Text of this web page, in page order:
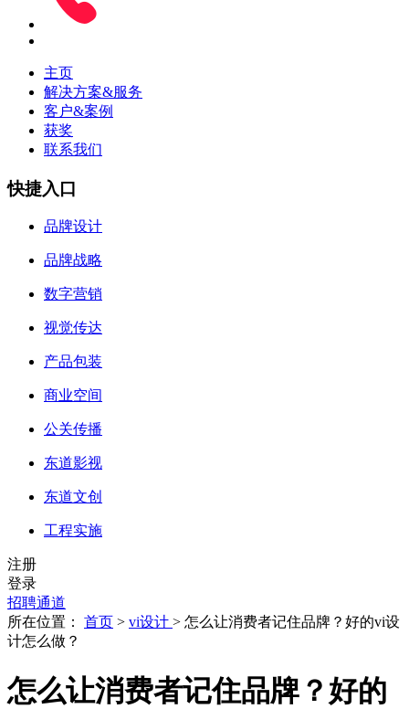
主页
解决方案&服务
客户&案例
获奖
联系我们
快捷入口
品牌设计
品牌战略
数字营销
视觉传达
产品包装
商业空间
公关传播
东道影视
东道文创
工程实施
注册
登录
招聘通道
所在位置： 首页 > vi设计 > 怎么让消费者记住品牌？好的vi设
计怎么做？
怎么让消费者记住品牌？好的